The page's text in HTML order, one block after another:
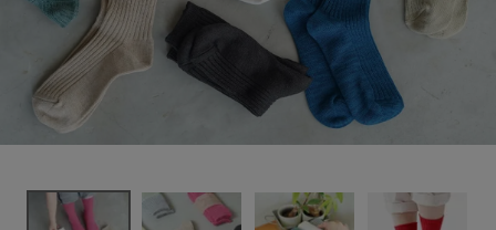
カテゴリーから探す
ギフトを探す
特集